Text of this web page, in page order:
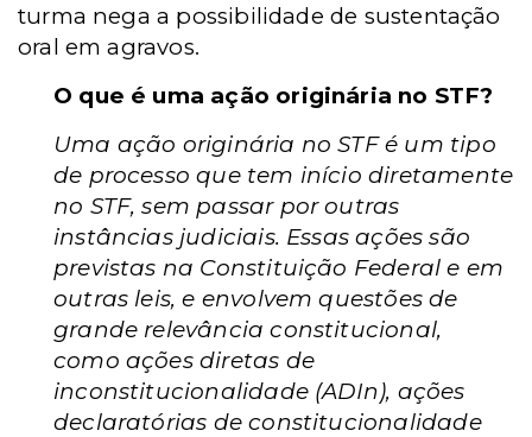
turma nega a possibilidade de sustentação
oral em agravos.
O que é uma ação originária no STF?
Uma ação originária no STF é um tipo
de processo que tem início diretamente
no STF, sem passar por outras
instâncias judiciais. Essas ações são
previstas na Constituição Federal e em
outras leis, e envolvem questões de
grande relevância constitucional,
como ações diretas de
inconstitucionalidade (ADIn), ações
declaratórias de constitucionalidade